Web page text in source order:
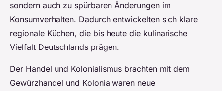
sondern auch zu spürbaren Änderungen im
Konsumverhalten. Dadurch entwickelten sich klare
regionale Küchen, die bis heute die kulinarische
Vielfalt Deutschlands prägen.
Der Handel und Kolonialismus brachten mit dem
Gewürzhandel und Kolonialwaren neue